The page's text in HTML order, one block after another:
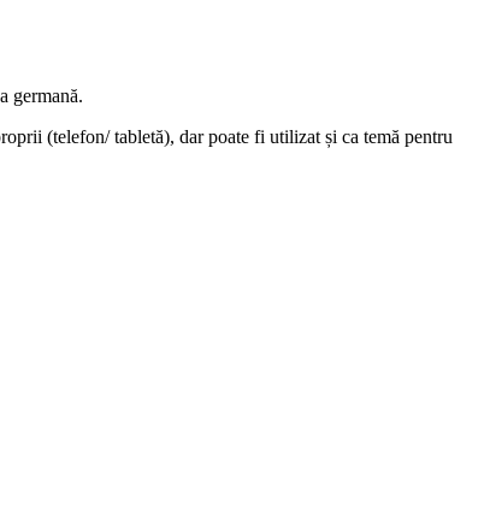
germană.
(telefon/ tabletă), dar poate fi utilizat și ca temă pentru